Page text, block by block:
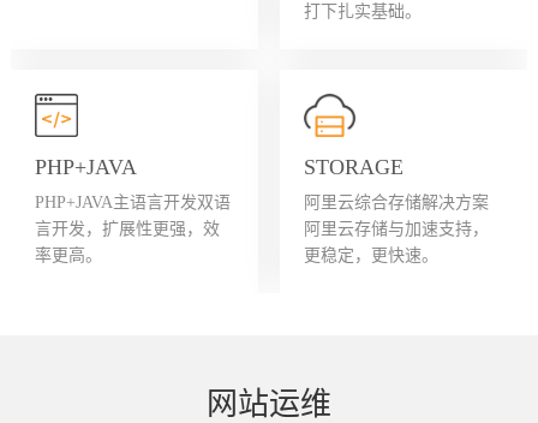
打下扎实基础。
PHP+JAVA
PHP+JAVA主语言开发双语
言开发，扩展性更强，效
率更高。
STORAGE
阿里云综合存储解决方案
阿里云存储与加速支持，
更稳定，更快速。
网站运维